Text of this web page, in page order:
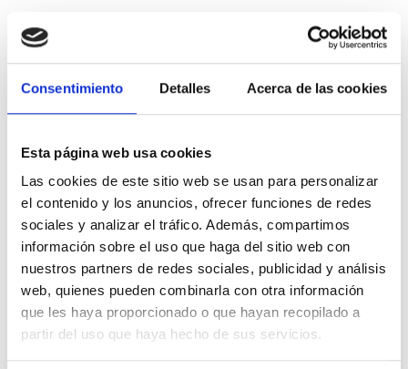
Consentimiento Detalles Acerca de las cookies
Esta página web usa cookies
Las cookies de este sitio web se usan para personalizar
el contenido y los anuncios, ofrecer funciones de redes
sociales y analizar el tráfico. Además, compartimos
información sobre el uso que haga del sitio web con
nuestros partners de redes sociales, publicidad y análisis
web, quienes pueden combinarla con otra información
que les haya proporcionado o que hayan recopilado a
partir del uso que haya hecho de sus servicios.
Con estas reflexiones partió ayer la
#jornadaCEDDD
‘Accesibilidad Cognitiva: Arquitectura y Autismo’
Consejo Español para la Defensa de la Discapacidad y la
Dependencia (CEDDD), la primera de la entidad en 2022,
arquitectura y autismo, y propusieron soluciones al
diseño de entornos para hacerlos amables.
Algunas de ellas, la creación de espacios de transición
sensorial como los que proponeBrusilovskyen el
método desarrollado en su último libro, ya disponible en
castellano y en inglés, para romper lo que la autora llama
“efecto laberinto”. Porque, destaca la arquitecta y
urbanista, “no hay conductas malas, hay entornos que
generan malas conductas”.